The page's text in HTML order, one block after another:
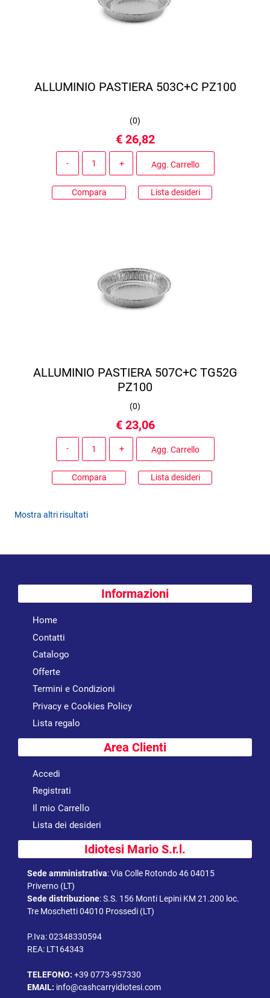
ALLUMINIO PASTIERA 503C+C PZ100
(0)
€ 26,82
Agg. Carrello
Compara Lista desideri
ALLUMINIO PASTIERA 507C+C TG52G
PZ100
(0)
€ 23,06
Agg. Carrello
Compara Lista desideri
Mostra altri risultati
Informazioni
Home
Contatti
Catalogo
Offerte
Termini e Condizioni
Privacy e Cookies Policy
Lista regalo
Area Clienti
Accedi
Registrati
Il mio Carrello
Lista dei desideri
Idiotesi Mario S.r.l.
Sede amministrativa:Via Colle Rotondo 46 04015
Priverno (LT)
Sede distribuzione:S.S. 156 Monti Lepini KM 21.200 loc.
Tre Moschetti 04010 Prossedi (LT)
P.Iva: 02348330594
REA: LT164343
TELEFONO: +39 0773-957330
EMAIL: info@cashcarryidiotesi.com